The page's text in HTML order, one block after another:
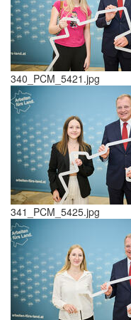
340_PCM_5421.jpg
341_PCM_5425.jpg